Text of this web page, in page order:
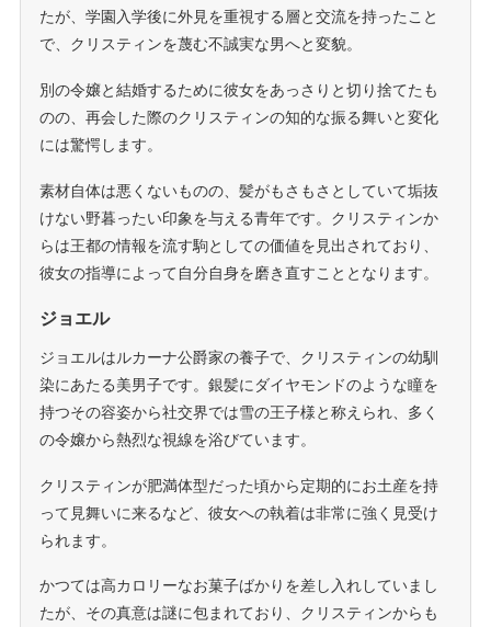
たが、学園入学後に外見を重視する層と交流を持ったこと
で、クリスティンを蔑む不誠実な男へと変貌。
別の令嬢と結婚するために彼女をあっさりと切り捨てたも
のの、再会した際のクリスティンの知的な振る舞いと変化
には驚愕します。
素材自体は悪くないものの、髪がもさもさとしていて垢抜
けない野暮ったい印象を与える青年です。クリスティンか
らは王都の情報を流す駒としての価値を見出されており、
彼女の指導によって自分自身を磨き直すこととなります。
ジョエル
ジョエルはルカーナ公爵家の養子で、クリスティンの幼馴
染にあたる美男子です。銀髪にダイヤモンドのような瞳を
持つその容姿から社交界では雪の王子様と称えられ、多く
の令嬢から熱烈な視線を浴びています。
クリスティンが肥満体型だった頃から定期的にお土産を持
って見舞いに来るなど、彼女への執着は非常に強く見受け
られます。
かつては高カロリーなお菓子ばかりを差し入れしていまし
たが、その真意は謎に包まれており、クリスティンからも